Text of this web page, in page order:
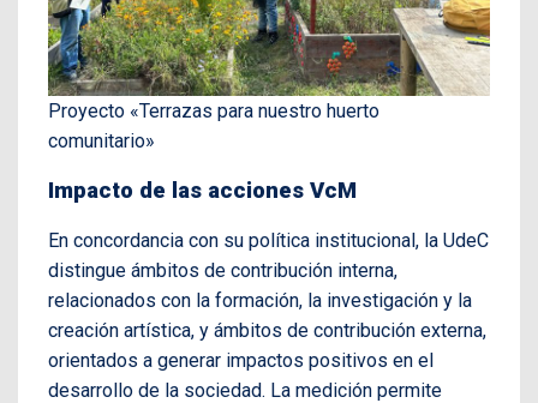
Proyecto «Terrazas para nuestro huerto
comunitario»
Impacto de las acciones VcM
En concordancia con su política institucional, la UdeC
distingue ámbitos de contribución interna,
relacionados con la formación, la investigación y la
creación artística, y ámbitos de contribución externa,
orientados a generar impactos positivos en el
desarrollo de la sociedad. La medición permite